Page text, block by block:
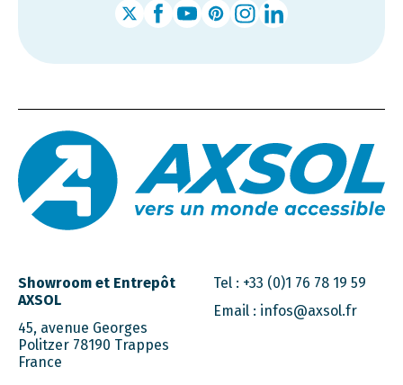
Showroom et Entrepôt
AXSOL
45, avenue Georges
Politzer 78190 Trappes
France
Tel : +33 (0)1 76 78 19 59
Email : infos@axsol.fr